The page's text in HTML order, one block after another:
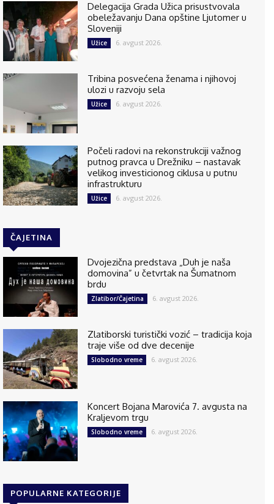
Delegacija Grada Užica prisustvovala
obeležavanju Dana opštine Ljutomer u
Sloveniji
Užice 6. avgust 2026.
Tribina posvećena ženama i njihovoj
ulozi u razvoju sela
Užice 6. avgust 2026.
Počeli radovi na rekonstrukciji važnog
putnog pravca u Drežniku – nastavak
velikog investicionog ciklusa u putnu
infrastrukturu
Užice 6. avgust 2026.
ČAJETINA
Dvojezična predstava „Duh je naša
domovina” u četvrtak na Šumatnom
brdu
Zlatibor/Čajetina 6. avgust 2026.
Zlatiborski turistički vozić – tradicija koja
traje više od dve decenije
Slobodno vreme 6. avgust 2026.
Koncert Bojana Marovića 7. avgusta na
Kraljevom trgu
Slobodno vreme 6. avgust 2026.
POPULARNE KATEGORIJE